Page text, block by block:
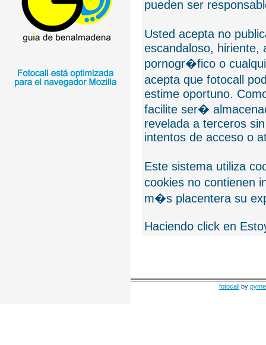
pueden ser
Usted acepta no
escandaloso, hiriente,
pornogr�fico o
acepta que fotocall
estime oportuno.
facilite ser�
revelada a terceros
intentos de acceso o
Este sistema utiliza
cookies no contienen
m�s placentera su
Haciendo click en
fotocall by